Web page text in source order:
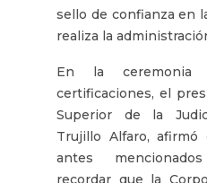
sello de confianza en
realiza la
En la ceremonia
certificaciones, el
Superior de la
Trujillo Alfaro, afirmó
antes
recordar que la